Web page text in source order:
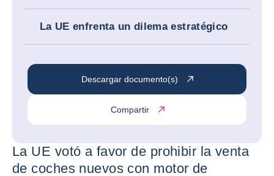
La UE enfrenta un dilema estratégico
Descargar documento(s)
Compartir
La UE votó a favor de prohibir la venta
de coches nuevos con motor de